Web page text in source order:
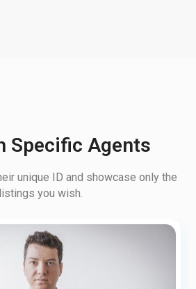
Specific Agents
unique ID and showcase only the
listings you wish.